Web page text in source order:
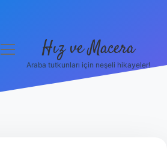
menüyü
Hız ve Macera
Araba tutkunları için neşeli hikayeler!